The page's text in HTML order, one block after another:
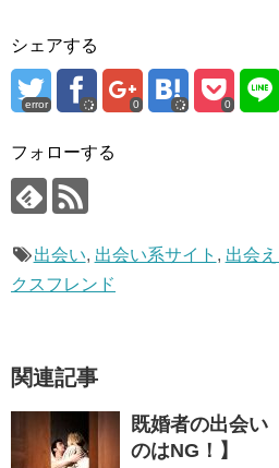
シェアする
error 0 0
フォローする
出会い, 出会い系サイト , 出会
クスフレンド
関連記事
既婚者の出会い
のはNG！】